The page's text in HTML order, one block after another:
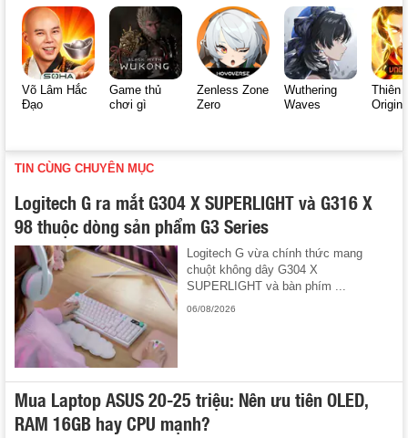
Võ Lâm Hắc
Đạo
Game thủ
chơi gì
Zenless Zone
Zero
Wuthering
Waves
Thiên
Origin
TIN CÙNG CHUYÊN MỤC
Logitech G ra mắt G304 X SUPERLIGHT và G316 X
98 thuộc dòng sản phẩm G3 Series
Logitech G vừa chính thức mang
chuột không dây G304 X
SUPERLIGHT và bàn phím ...
06/08/2026
Mua Laptop ASUS 20-25 triệu: Nên ưu tiên OLED,
RAM 16GB hay CPU mạnh?